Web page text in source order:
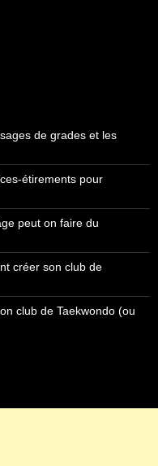
de grades et les
étirements pour
peut on faire du
créer son club de
club de Taekwondo (ou